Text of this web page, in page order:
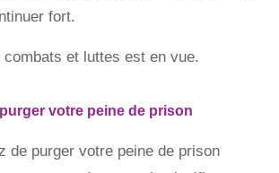
fort.
combats et luttes est en vue.
votre peine de prison
de purger votre peine de prison